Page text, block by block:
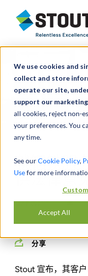
We use cookies and
collect and store
operate our site,
support our
all cookies, reject non-
your preferences. You
any time.
See ourCookie Policy,
Usefor more
Accept All
Stout Relentless
就钢铁服
供法律意
分享
Stout 宣布，其客